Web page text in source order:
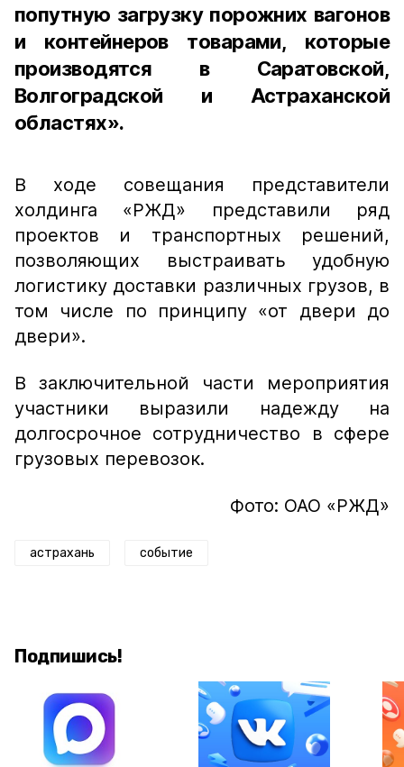
попутную загрузку порожних вагонов
и контейнеров товарами, которые
производятся в Саратовской,
Волгоградской и Астраханской
областях».
В ходе совещания представители
холдинга «РЖД» представили ряд
проектов и транспортных решений,
позволяющих выстраивать удобную
логистику доставки различных грузов, в
том числе по принципу «от двери до
двери».
В заключительной части мероприятия
участники выразили надежду на
долгосрочное сотрудничество в сфере
грузовых перевозок.
Фото: ОАО «РЖД»
астрахань событие
Подпишись!